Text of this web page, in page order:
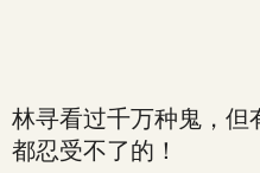
林寻看过千万种鬼，但
都忍受不了的！